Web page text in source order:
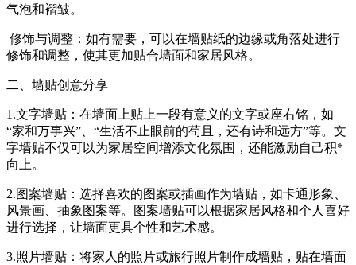
气泡和褶皱。
修饰与调整：如有需要，可以在墙贴纸的边缘或角落处进行
修饰和调整，使其更加贴合墙面和家居风格。
二、墙贴创意分享
1.文字墙贴：在墙面上贴上一段有意义的文字或座右铭，如
“家和万事兴”、“生活不止眼前的苟且，还有诗和远方”等。文
字墙贴不仅可以为家居空间增添文化氛围，还能激励自己积*
向上。
2.图案墙贴：选择喜欢的图案或插画作为墙贴，如卡通形象、
风景画、抽象图案等。图案墙贴可以根据家居风格和个人喜好
进行选择，让墙面更具个性和艺术感。
3.照片墙贴：将家人的照片或旅行照片制作成墙贴，贴在墙面